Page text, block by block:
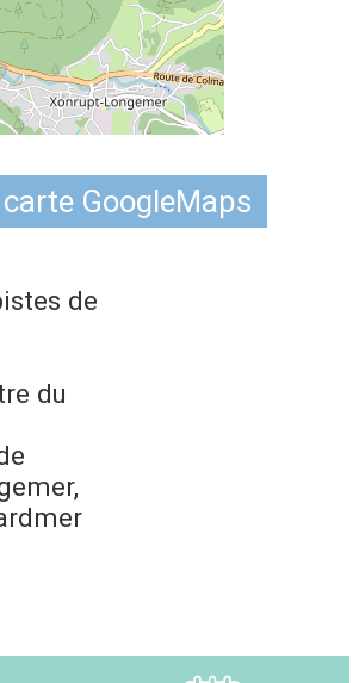
GoogleMaps
de
du